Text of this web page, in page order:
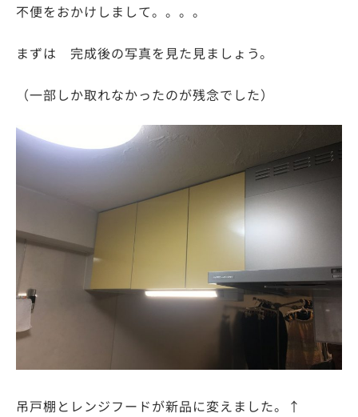
不便をおかけしまして。。。。
まずは 完成後の写真を見た見ましょう。
（一部しか取れなかったのが残念でした）
吊戸棚とレンジフードが新品に変えました。↑